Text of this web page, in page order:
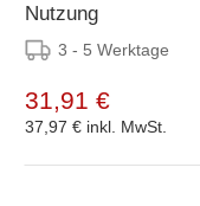
Nutzung
3 - 5 Werktage
31,91 €
37,97 € inkl. MwSt.